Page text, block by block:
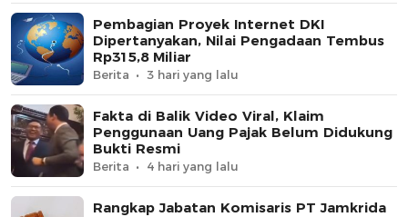
Pembagian Proyek Internet DKI
Dipertanyakan, Nilai Pengadaan Tembus
Rp315,8 Miliar
Berita 3 hari yang lalu
Fakta di Balik Video Viral, Klaim
Penggunaan Uang Pajak Belum Didukung
Bukti Resmi
Berita 4 hari yang lalu
Rangkap Jabatan Komisaris PT Jamkrida